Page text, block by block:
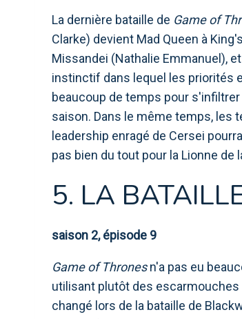
La dernière bataille de Game of
Clarke) devient Mad Queen à
Missandei (Nathalie Emmanuel),
instinctif dans lequel les priorités
beaucoup de temps pour
saison. Dans le même temps, les
leadership enragé de Cersei
pas bien du tout pour la Lionne de
5. LA
saison 2, épisode 9
Game of Thronesn'a pas eu
utilisant plutôt des
changé lors de la bataille de